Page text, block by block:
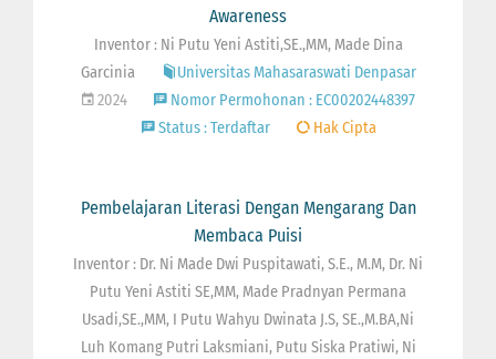
Awareness
Inventor : Ni Putu Yeni Astiti,SE.,MM, Made Dina
Garcinia
Universitas Mahasaraswati Denpasar
2024
Nomor Permohonan : EC00202448397
Status : Terdaftar
Hak Cipta
Pembelajaran Literasi Dengan Mengarang Dan
Membaca Puisi
Inventor : Dr. Ni Made Dwi Puspitawati, S.E., M.M, Dr. Ni
Putu Yeni Astiti SE,MM, Made Pradnyan Permana
Usadi,SE.,MM, I Putu Wahyu Dwinata J.S, SE.,M.BA,Ni
Luh Komang Putri Laksmiani, Putu Siska Pratiwi, Ni